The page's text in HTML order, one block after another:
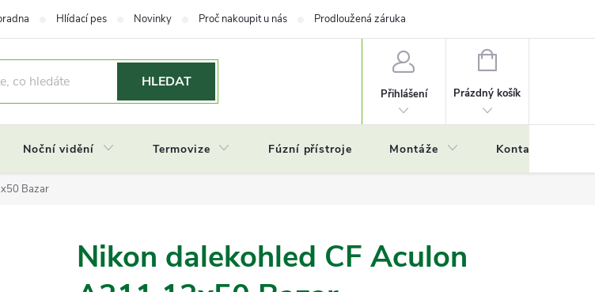
Hlídací pes Novinky Proč nakoupit u nás Prodloužená záruka
HLEDAT
Přihlášení
NÁKUPNÍ
Prázdný košík
Noční vidění Termovize Fúzní přístroje Montáže Kontakty
Bazar
Nikon dalekohled CF Aculon